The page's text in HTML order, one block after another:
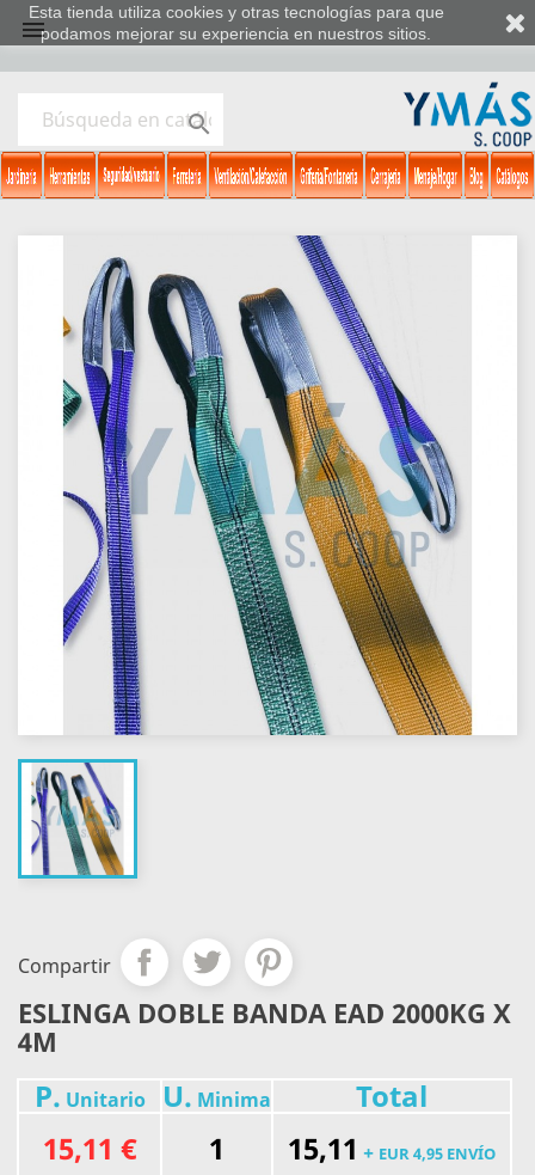


Compartir
ESLINGA DOBLE BANDA EAD 2000KG X
4M
P. Unitario U. Minima
Total
15,11 €
1 15,11 + EUR 4,95 ENVÍO
Esta tienda utiliza cookies y otras tecnologías para que
podamos mejorar su experiencia en nuestros sitios.